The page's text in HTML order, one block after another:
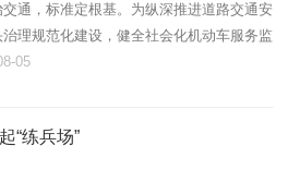
交通，标准定根基。为纵深推进道路交通安
治理规范化建设，健全社会化机动车服务监
锻造高素质专业化机动车登记、检测综合
05
“练兵场”